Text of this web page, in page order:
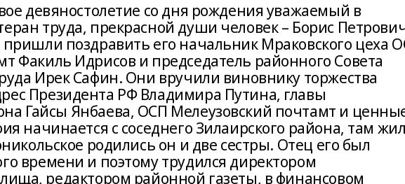
девяностолетие со дня рождения уважаемый в
труда, прекрасной души человек – Борис
поздравить его начальник Мраковского цеха
Факиль Идрисов и председатель районного Совета
Ирек Сафин. Они вручили виновнику торжества
Президента РФ Владимира Путина, главы
Гайсы Янбаева, ОСП Мелеузовский почтамт и
начинается с соседнего Зилаирского района, там
родились он и две сестры. Отец его был
времени и поэтому трудился директором
редактором районной газеты, в финансовом